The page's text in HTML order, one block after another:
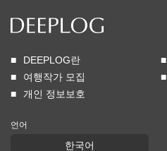
DEEPLOG란
여행작가 모집
개인 정보보호
언어
한국어